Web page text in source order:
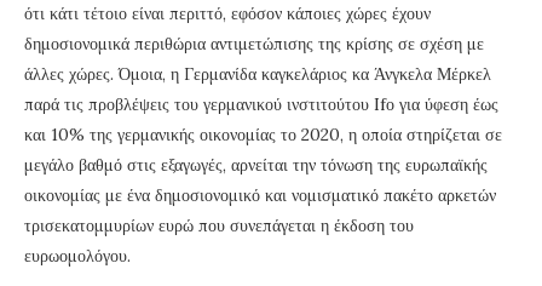
ότι κάτι τέτοιο είναι περιττό, εφόσον κάποιες χώρες έχουν
δημοσιονομικά περιθώρια αντιμετώπισης της κρίσης σε σχέση με
άλλες χώρες. Όμοια, η Γερμανίδα καγκελάριος κα Άνγκελα Μέρκελ
παρά τις προβλέψεις του γερμανικού ινστιτούτου Ifο για ύφεση έως
και 10% της γερμανικής οικονομίας το 2020, η οποία στηρίζεται σε
μεγάλο βαθμό στις εξαγωγές, αρνείται την τόνωση της ευρωπαϊκής
οικονομίας με ένα δημοσιονομικό και νομισματικό πακέτο αρκετών
τρισεκατομμυρίων ευρώ που συνεπάγεται η έκδοση του
ευρωομολόγου.